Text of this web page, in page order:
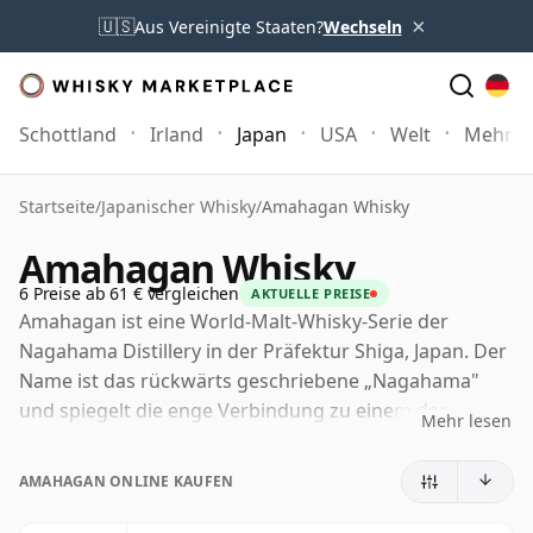
🇺🇸Aus Vereinigte Staaten?Wechseln ×
Schottland Irland Japan USA Welt Mehr
Startseite/Japanischer Whisky/Amahagan Whisky
Amahagan Whisky
6 Preise ab 61 € vergleichen AKTUELLE PREISE
Amahagan ist eine World-Malt-Whisky-Serie der
Nagahama Distillery in der Präfektur Shiga, Japan. Der
Name ist das rückwärts geschriebene „Nagahama"
und spiegelt die enge Verbindung zu einem der
Produzenten Japans wider, der 2016 am Ufer des Biwa-
Mehr lesen
AMAHAGAN ONLINE KAUFEN